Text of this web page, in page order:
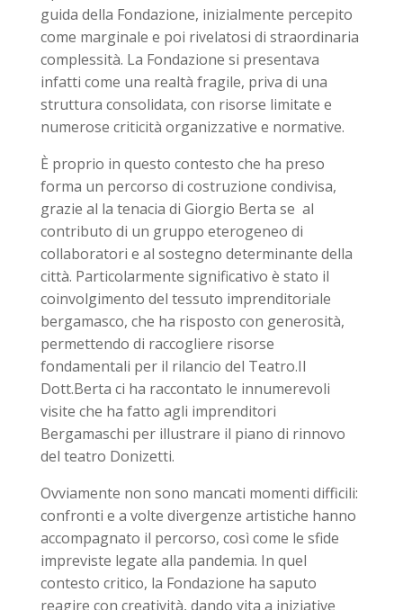
guida della Fondazione, inizialmente percepito
come marginale e poi rivelatosi di straordinaria
complessità. La Fondazione si presentava
infatti come una realtà fragile, priva di una
struttura consolidata, con risorse limitate e
numerose criticità organizzative e normative.
È proprio in questo contesto che ha preso
forma un percorso di costruzione condivisa,
grazie al la tenacia di Giorgio Berta se al
contributo di un gruppo eterogeneo di
collaboratori e al sostegno determinante della
città. Particolarmente significativo è stato il
coinvolgimento del tessuto imprenditoriale
bergamasco, che ha risposto con generosità,
permettendo di raccogliere risorse
fondamentali per il rilancio del Teatro.Il
Dott.Berta ci ha raccontato le innumerevoli
visite che ha fatto agli imprenditori
Bergamaschi per illustrare il piano di rinnovo
del teatro Donizetti.
Ovviamente non sono mancati momenti difficili:
confronti e a volte divergenze artistiche hanno
accompagnato il percorso, così come le sfide
impreviste legate alla pandemia. In quel
contesto critico, la Fondazione ha saputo
reagire con creatività, dando vita a iniziative